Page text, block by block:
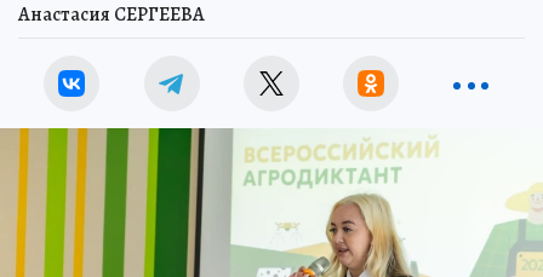
Анастасия СЕРГЕЕВА